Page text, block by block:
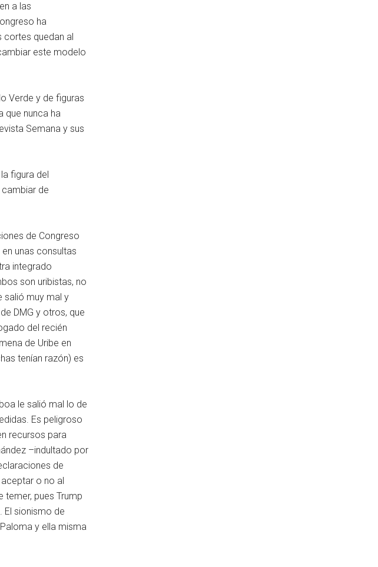
a las
ha
cortes quedan al
este modelo
Verde y de figuras
que nunca ha
Semana y sus
figura del
de
de Congreso
unas consultas
integrado
son uribistas, no
salió muy mal y
DMG y otros, que
del recién
de Uribe en
tenían razón) es
le salió mal lo de
Es peligroso
recursos para
–indultado por
de
o no al
temer, pues Trump
El sionismo de
y ella misma